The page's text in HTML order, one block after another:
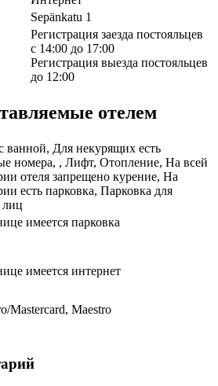
Sepänkatu 1
Регистрация заезда постояльцев
с 14:00 до 17:00
Регистрация выезда постояльцев
до 12:00
отелем
ванной, Для некурящих есть
номера, , Лифт, Отопление, На всей
отеля запрещено курение, На
есть парковка, Парковка для
лиц
имеется парковка
имеется интернет
Mastercard, Maestro